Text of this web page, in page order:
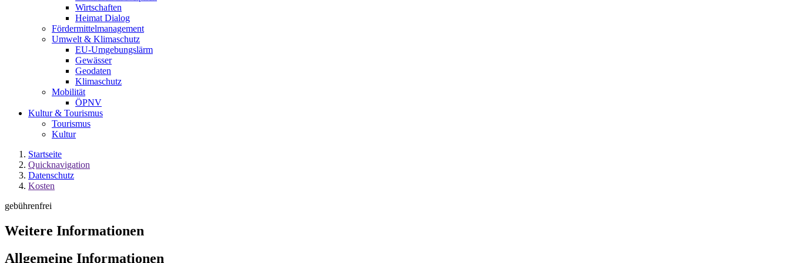
Wirtschaften
Heimat Dialog
Fördermittelmanagement
Umwelt & Klimaschutz
EU-Umgebungslärm
Gewässer
Geodaten
Klimaschutz
Mobilität
ÖPNV
Kultur & Tourismus
Tourismus
Kultur
Startseite
Quicknavigation
Datenschutz
Kosten
gebührenfrei
Weitere Informationen
Allgemeine Informationen